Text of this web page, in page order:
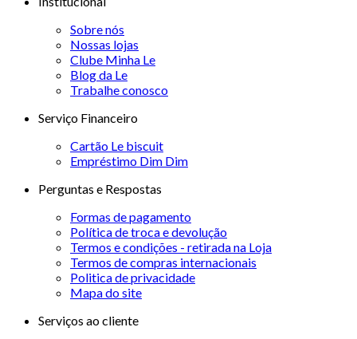
Sobre nós
Nossas lojas
Clube Minha Le
Blog da Le
Trabalhe conosco
Serviço Financeiro
Cartão Le biscuit
Empréstimo Dim Dim
Perguntas e Respostas
Formas de pagamento
Política de troca e devolução
Termos e condições - retirada na Loja
Termos de compras internacionais
Politica de privacidade
Mapa do site
Serviços ao cliente